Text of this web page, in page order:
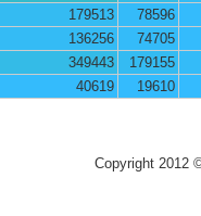
179513
78596
136256
74705
349443
179155
40619 19610
Copyright 2012